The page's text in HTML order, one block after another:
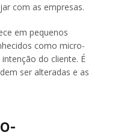
com as empresas.
em pequenos
como micro-
do cliente. É
ser alteradas e as